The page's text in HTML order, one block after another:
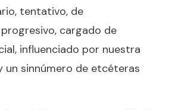
tentativo, de
cargado de
influenciado por nuestra
un sinnúmero de etcéteras